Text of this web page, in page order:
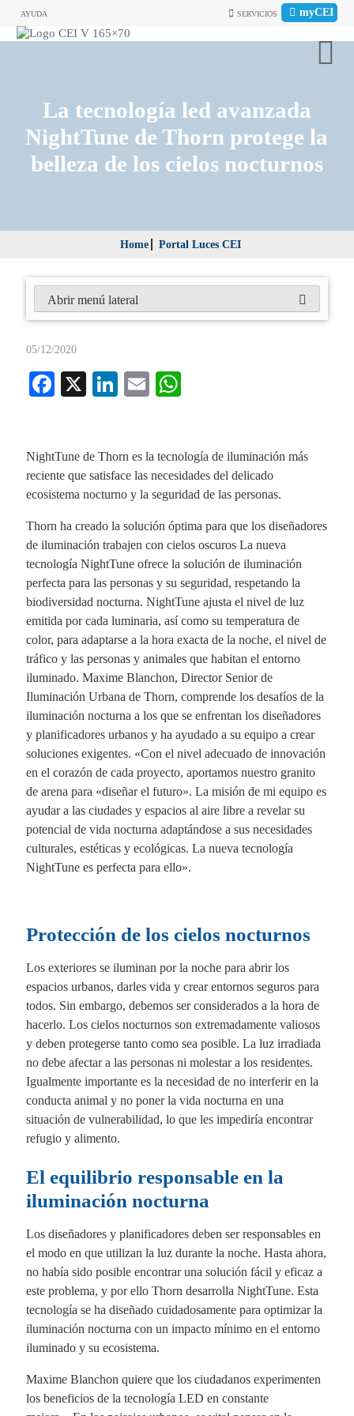
AYUDA myCEI
SERVICIOS
La tecnología led avanzada
NightTune de Thorn protege la
belleza de los cielos nocturnos
Home Portal Luces CEI
05/12/2020
Fa
ok
X
Li
In
E
A
pp
NightTune de Thorn es la tecnología de iluminación más
reciente que satisface las necesidades del delicado
ecosistema nocturno y la seguridad de las personas.
Thorn ha creado la solución óptima para que los diseñadores
de iluminación trabajen con cielos oscuros La nueva
tecnología NightTune ofrece la solución de iluminación
perfecta para las personas y su seguridad, respetando la
biodiversidad nocturna. NightTune ajusta el nivel de luz
emitida por cada luminaria, así como su temperatura de
color, para adaptarse a la hora exacta de la noche, el nivel de
tráfico y las personas y animales que habitan el entorno
iluminado. Maxime Blanchon, Director Senior de
Iluminación Urbana de Thorn, comprende los desafíos de la
iluminación nocturna a los que se enfrentan los diseñadores
y planificadores urbanos y ha ayudado a su equipo a crear
soluciones exigentes. «Con el nivel adecuado de innovación
en el corazón de cada proyecto, aportamos nuestro granito
de arena para «diseñar el futuro». La misión de mi equipo es
ayudar a las ciudades y espacios al aire libre a revelar su
potencial de vida nocturna adaptándose a sus necesidades
culturales, estéticas y ecológicas. La nueva tecnología
NightTune es perfecta para ello».
Protección de los cielos nocturnos
Los exteriores se iluminan por la noche para abrir los
espacios urbanos, darles vida y crear entornos seguros para
todos. Sin embargo, debemos ser considerados a la hora de
hacerlo. Los cielos nocturnos son extremadamente valiosos
y deben protegerse tanto como sea posible. La luz irradiada
no debe afectar a las personas ni molestar a los residentes.
Igualmente importante es la necesidad de no interferir en la
conducta animal y no poner la vida nocturna en una
situación de vulnerabilidad, lo que les impediría encontrar
refugio y alimento.
El equilibrio responsable en la
iluminación nocturna
Los diseñadores y planificadores deben ser responsables en
el modo en que utilizan la luz durante la noche. Hasta ahora,
no había sido posible encontrar una solución fácil y eficaz a
este problema, y por ello Thorn desarrolla NightTune. Esta
tecnología se ha diseñado cuidadosamente para optimizar la
iluminación nocturna con un impacto mínimo en el entorno
iluminado y su ecosistema.
Maxime Blanchon quiere que los ciudadanos experimenten
los beneficios de la tecnología LED en constante
Abrir menú lateral